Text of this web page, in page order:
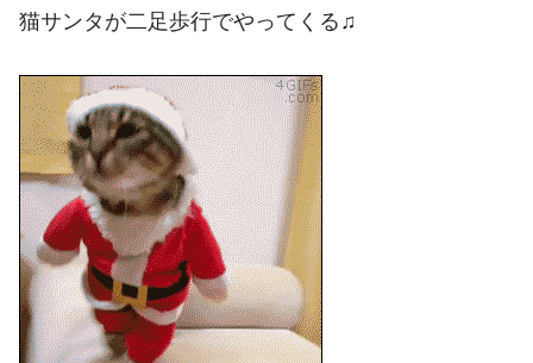
猫サンタが二足歩行でやってくる♫